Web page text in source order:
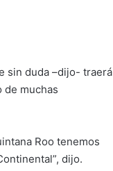
sin duda –dijo- traerá
de muchas
Roo tenemos
dijo.